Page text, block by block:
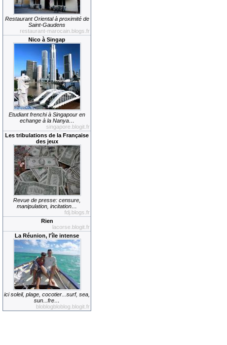
Restaurant Oriental à proximité de
Saint-Gaudens
restaurant-marocain.blogs.fr
Nico à Singap
Etudiant frenchi à Singapour en
echange à la Nanya…
singapore.blogit.fr
Les tribulations de la Française
des jeux
Revue de presse: censure,
manipulation, incitation…
fdj.blogs.fr
Rien
lacorse.blogit.fr
La Réunion, l'île intense
ici soleil, plage, cocotier...surf, sea,
sun...fre…
bloblogbloblog.blogit.fr